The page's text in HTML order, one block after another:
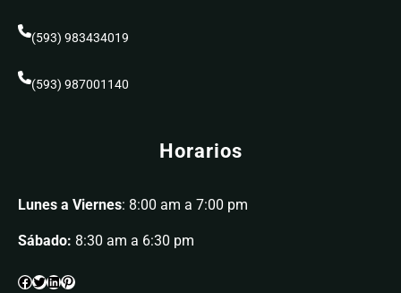
(593) 983434019
(593) 987001140
Horarios
Lunes a Viernes: 8:00 am a 7:00 pm
Sábado: 8:30 am a 6:30 pm